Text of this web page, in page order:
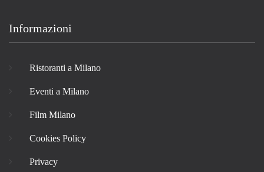
Informazioni
Ristoranti a Milano
Eventi a Milano
Film Milano
Cookies Policy
Privacy